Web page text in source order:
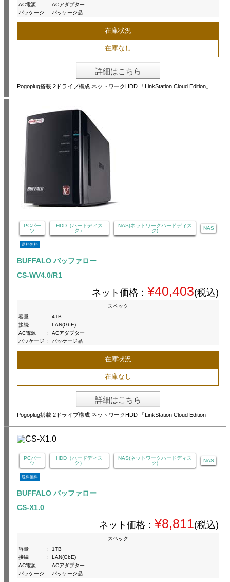
AC電源
:
ACアダプター
パッケージ
: パッケージ品
在庫状況
在庫なし
詳細はこちら
Pogoplug搭載 2ドライブ構成 ネットワークHDD 「LinkStation Cloud Edition」
PCパー
ツ
HDD（ハードディス
ク）
NAS(ネットワークハードディス
ク)
NAS
送料無料
BUFFALO バッファロー
CS-WV4.0/R1
ネット価格： ¥40,403(税込)
スペック
容量
:
4TB
接続
:
LAN(GbE)
AC電源
:
ACアダプター
パッケージ
: パッケージ品
在庫状況
在庫なし
詳細はこちら
Pogoplug搭載 2ドライブ構成 ネットワークHDD 「LinkStation Cloud Edition」
PCパー
ツ
HDD（ハードディス
ク）
NAS(ネットワークハードディス
ク)
NAS
送料無料
BUFFALO バッファロー
CS-X1.0
ネット価格： ¥8,811(税込)
スペック
容量
:
1TB
接続
:
LAN(GbE)
AC電源
:
ACアダプター
パッケージ
: パッケージ品